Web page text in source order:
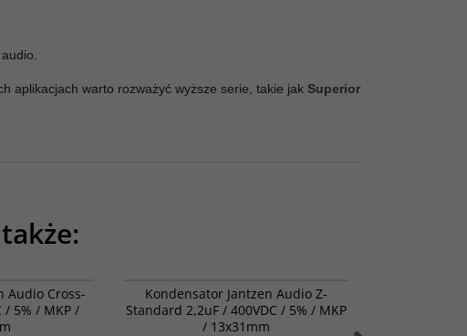
aplikacjach warto rozważyć wyższe serie, takie jak Superior
Audio Cross-
/ 5% / MKP /
Kondensator Jantzen Audio Z-
Standard 2,2uF / 400VDC / 5% / MKP
/ 13x31mm